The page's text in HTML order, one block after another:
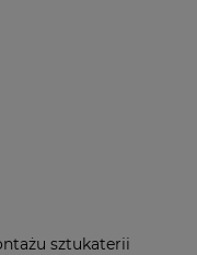
sztukaterii